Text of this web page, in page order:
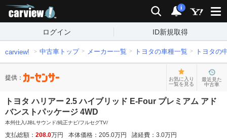
検索 通知
i
ログイン ID新規取得
carview! 中古車トップ メーカー一覧 トヨタの車種一覧 トヨタの
提供：
お気に入り
一覧を見る
最近見た
中古車
トヨタ ハリアー 2.5 ハイブリッド E-Four プレミアム アド
バンストパッケージ 4WD
本州仕入/JBLサウンド/純正ナビ/フルセグTV/
支払総額： 208.0万円 本体価格： 205.0万円 諸経費： 3.0万円